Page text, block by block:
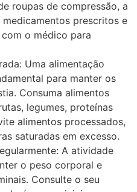
roupas de compressão, a
prescritos e
o médico para
Uma alimentação
para manter os
Consuma alimentos
legumes, proteínas
alimentos processados,
saturadas em excesso.
A atividade
o peso corporal e
Consulte o seu